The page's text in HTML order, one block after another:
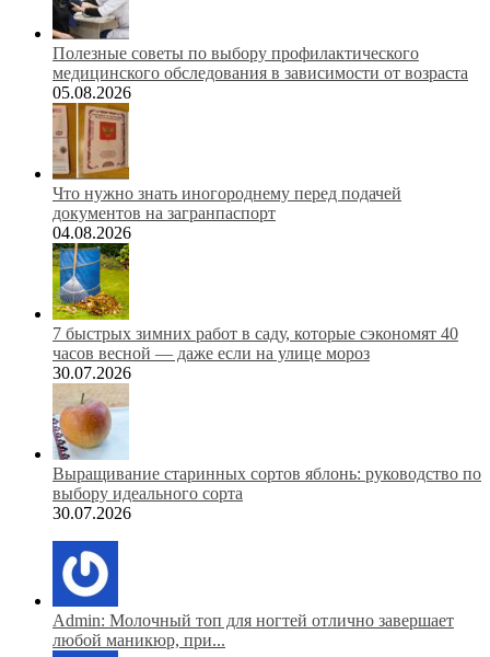
Полезные советы по выбору профилактического
медицинского обследования в зависимости от возраста
05.08.2026
Что нужно знать иногороднему перед подачей
документов на загранпаспорт
04.08.2026
7 быстрых зимних работ в саду, которые сэкономят 40
часов весной — даже если на улице мороз
30.07.2026
Выращивание старинных сортов яблонь: руководство по
выбору идеального сорта
30.07.2026
Admin: Молочный топ для ногтей отлично завершает
любой маникюр, при...